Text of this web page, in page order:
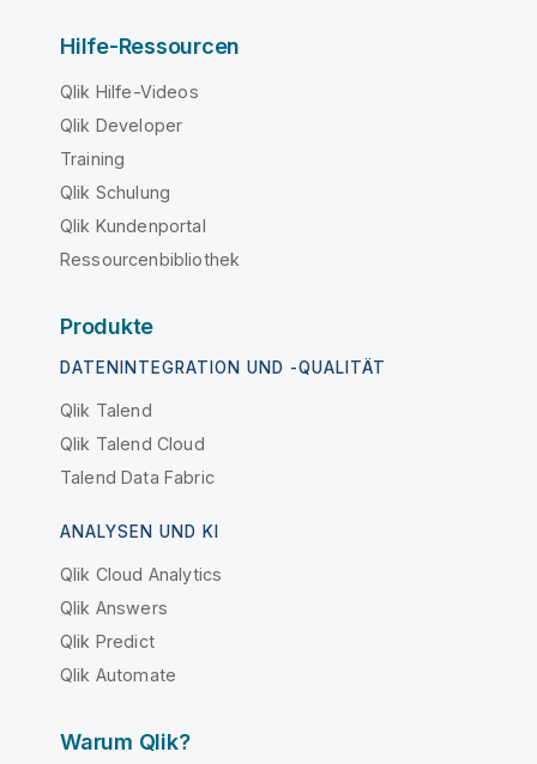
Hilfe-Ressourcen
Qlik Hilfe-Videos
Qlik Developer
Training
Qlik Schulung
Qlik Kundenportal
Ressourcenbibliothek
Produkte
DATENINTEGRATION UND -QUALITÄT
Qlik Talend
Qlik Talend Cloud
Talend Data Fabric
ANALYSEN UND KI
Qlik Cloud Analytics
Qlik Answers
Qlik Predict
Qlik Automate
Warum Qlik?